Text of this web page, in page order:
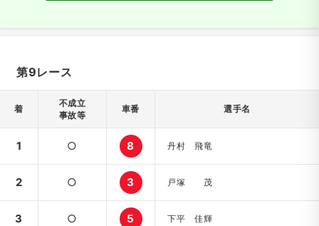
第9レース
着
不成立
事故等
車番 選手名
1 ○ 8 丹村 飛竜
2 ○ 3 戸塚 茂
3 ○ 5 下平 佳輝